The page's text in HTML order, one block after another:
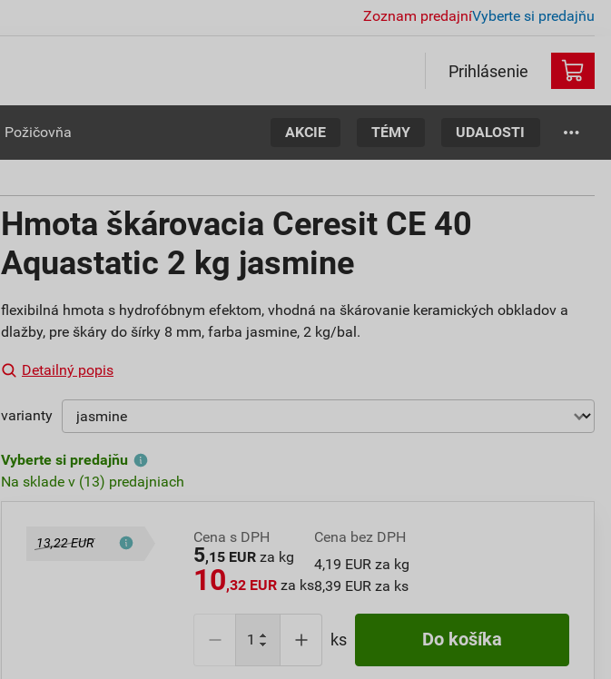
Zoznam predajníVyberte si predajňu
Prihlásenie
Požičovňa AKCIE TÉMY UDALOSTI
Hmota škárovacia Ceresit CE 40
Aquastatic 2 kg jasmine
flexibilná hmota s hydrofóbnym efektom, vhodná na škárovanie keramických obkladov a
dlažby, pre škáry do šírky 8 mm, farba jasmine, 2 kg/bal.
Detailný popis
varianty
Vyberte si predajňu
Na sklade v (13) predajniach
13,22 EUR Cena s DPH
5,15 EUR za kg
10,32 EUR za ks
Cena bez DPH
4,19 EUR za kg
8,39 EUR za ks
ks Do košíka